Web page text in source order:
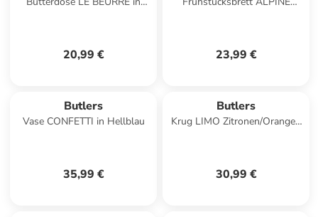
20,99 € 23,99 €
Butlers
Vase CONFETTI in Hellblau
35,99 €
Butlers
Krug LIMO Zitronen/Orangen
30,99 €